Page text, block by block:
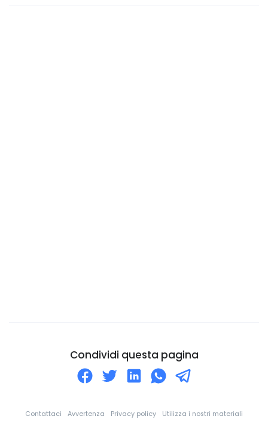
Brasile
Costa Rica
Condividi questa pagina
Contattaci Avvertenza Privacy policy Utilizza i nostri materiali